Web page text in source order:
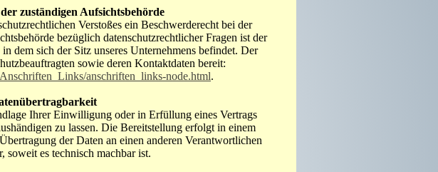
zuständigen Aufsichtsbehörde
Verstoßes ein Beschwerderecht bei der
bezüglich datenschutzrechtlicher Fragen ist der
dem sich der Sitz unseres Unternehmens befindet. Der
sowie deren Kontaktdaten bereit:
anschriften_links-node.html.
Ihrer Einwilligung oder in Erfüllung eines Vertrags
zu lassen. Die Bereitstellung erfolgt in einem
der Daten an einen anderen Verantwortlichen
soweit es technisch machbar ist.